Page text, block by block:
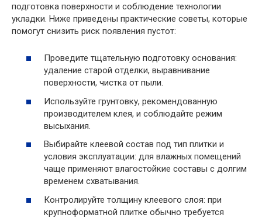
подготовка поверхности и соблюдение технологии
укладки. Ниже приведены практические советы, которые
помогут снизить риск появления пустот:
Проведите тщательную подготовку основания:
удаление старой отделки, выравнивание
поверхности, чистка от пыли.
Используйте грунтовку, рекомендованную
производителем клея, и соблюдайте режим
высыхания.
Выбирайте клеевой состав под тип плитки и
условия эксплуатации: для влажных помещений
чаще применяют влагостойкие составы с долгим
временем схватывания.
Контролируйте толщину клеевого слоя: при
крупноформатной плитке обычно требуется